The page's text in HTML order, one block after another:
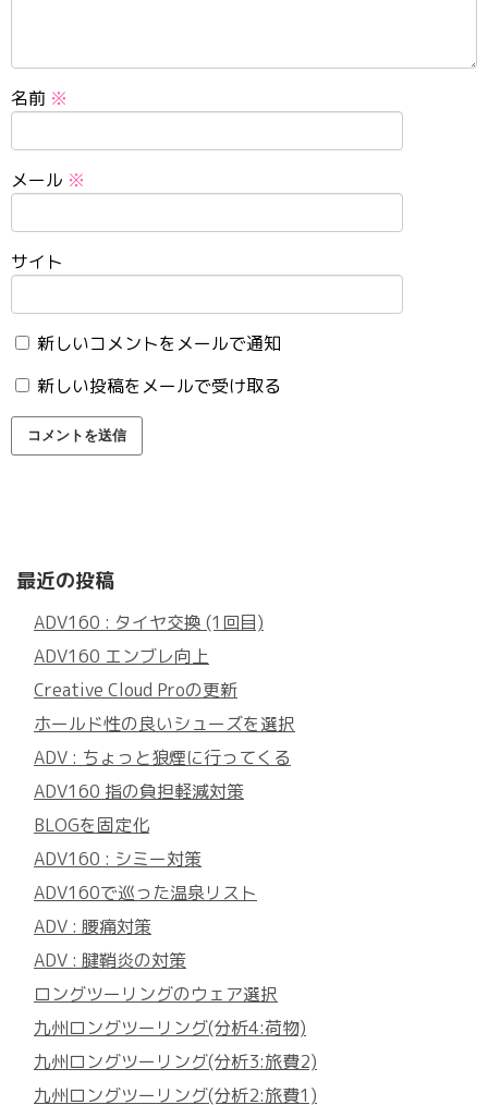
名前 ※
メール ※
サイト
新しいコメントをメールで通知
新しい投稿をメールで受け取る
最近の投稿
ADV160 : タイヤ交換 (1回目)
ADV160 エンブレ向上
Creative Cloud Proの更新
ホールド性の良いシューズを選択
ADV : ちょっと狼煙に行ってくる
ADV160 指の負担軽減対策
BLOGを固定化
ADV160 : シミー対策
ADV160で巡った温泉リスト
ADV : 腰痛対策
ADV : 腱鞘炎の対策
ロングツーリングのウェア選択
九州ロングツーリング(分析4:荷物)
九州ロングツーリング(分析3:旅費2)
九州ロングツーリング(分析2:旅費1)